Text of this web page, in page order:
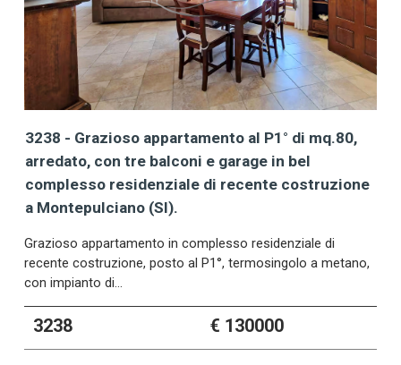
3238 - Grazioso appartamento al P1° di mq.80,
arredato, con tre balconi e garage in bel
complesso residenziale di recente costruzione
a Montepulciano (SI).
Grazioso appartamento in complesso residenziale di
recente costruzione, posto al P1°, termosingolo a metano,
con impianto di…
3238 € 130000